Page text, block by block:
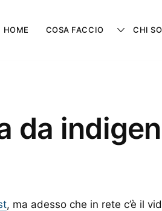
HOME COSA FACCIO CHI
da
, ma adesso che in rete c’è il